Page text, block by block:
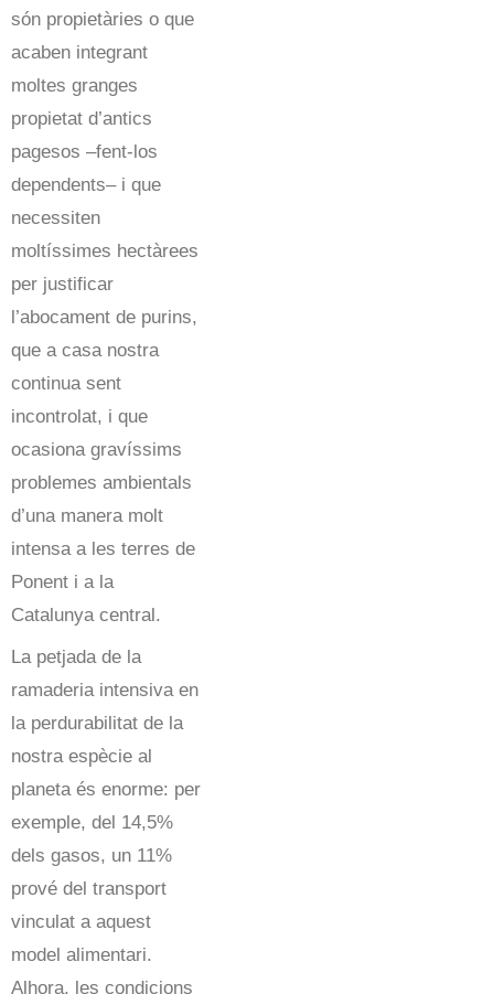
són propietàries o que
acaben integrant
moltes granges
propietat d’antics
pagesos –fent-los
dependents– i que
necessiten
moltíssimes hectàrees
per justificar
l’abocament de purins,
que a casa nostra
continua sent
incontrolat, i que
ocasiona gravíssims
problemes ambientals
d’una manera molt
intensa a les terres de
Ponent i a la
Catalunya central.
La petjada de la
ramaderia intensiva en
la perdurabilitat de la
nostra espècie al
planeta és enorme: per
exemple, del 14,5%
dels gasos, un 11%
prové del transport
vinculat a aquest
model alimentari.
Alhora, les condicions